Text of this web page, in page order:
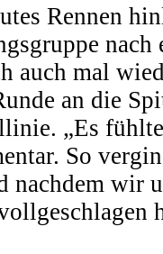
Rennen
auch mal
an die
„Es
So
nachdem wir